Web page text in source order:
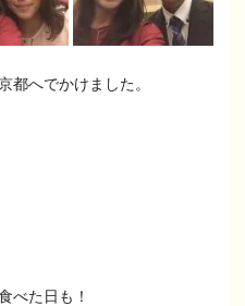
都へでかけました。
べた日も！